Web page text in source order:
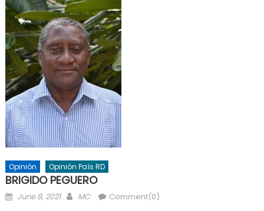
Opinión Opinión País RD
BRIGIDO PEGUERO
Posted
June 8, 2021 Author
MC Comment(0)